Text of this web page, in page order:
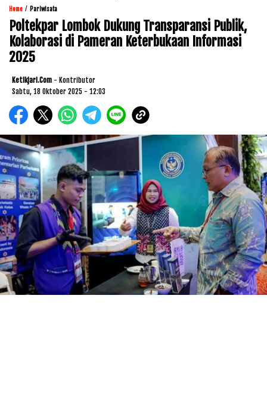
Home / Pariwisata
Poltekpar Lombok Dukung Transparansi Publik,
Kolaborasi di Pameran Keterbukaan Informasi
2025
Ketikjari.com - Kontributor
Sabtu, 18 Oktober 2025 - 12:03